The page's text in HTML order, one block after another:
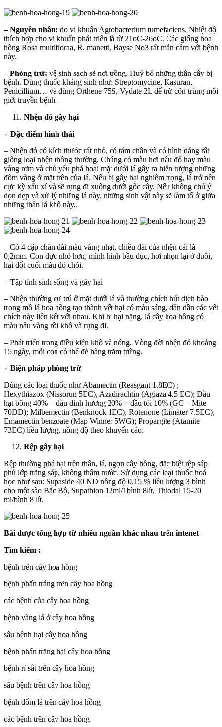
– Nguyên nhân: do vi khuẩn Agrobacterium tumefaciens. Nhiệt độ
thích hợp cho vi khuẩn phát triển là từ 21oC-26oC. Các giống hoa
hồng Rosa multifloraa, R. manetti, Bayse No3 rất mẫn cảm với bệnh
này.
– Phòng trừ: vệ sinh sạch sẽ nơi trồng. Huỷ bỏ những thân cây bị
bệnh. Dùng thuốc kháng sinh như: Streptomycine, Kasuran,
Penicillium… và dùng Orthene 75S, Vydate 2L để trừ côn trùng môi
giới truyền bệnh.
Nhện đỏ gây hại
+ Đặc điểm hình thái
– Nhện đỏ có kích thước rất nhỏ, có tám chân và có hình dáng rất
giống loại nhện thông thường. Chúng có màu hơi nâu đỏ hay màu
vàng rơm và chủ yếu phá hoại mặt dưới lá gây ra hiện tượng những
đốm vàng ở mặt trên của lá. Nếu bị gây hại nghiêm trọng, lá trở nên
cực kỳ xấu xí và sẽ rụng đi xuống dưới gốc cây. Nếu không chú ý
dọn dẹp và xử lý những lá này, những sinh vật này sẽ làm tổ ở giữa
những thân lá khô này..
– Có 4 cặp chân dài màu vàng nhạt, chiều dài của nhện cái là
0,2mm. Con đực nhỏ hơn, mình hình bầu dục, hơi nhọn lại ở đuôi,
hai đốt cuối màu đỏ chói.
+ Tập tính sinh sống và gây hại
– Nhện thường cư trú ở mặt dưới lá và thường chích hút dịch bào
trong mô lá hoa hồng tạo thành vết hại có màu sáng, dần dần các vết
chích này liên kết với nhau. Khi bị hại nặng, lá cây hoa hồng có
màu nâu vàng rồi khô và rụng đi.
– Phát triển trong điều kiện khô và nóng. Vòng đời nhện đỏ khoảng
15 ngày, mỗi con có thể đẻ hàng trăm trứng.
+ Biện pháp phòng trừ
Dùng các loại thuốc như Abamectin (Reasgant 1.8EC) ;
Hexythiazox (Nissorun 5EC), Azadirachtin (Agiaza 4.5 EC); Dầu
hạt bông 40% + dầu đinh hương 20% + dầu tỏi 10% (GC – Mite
70DD); Milbemectin (Benknock 1EC), Rotenone (Limater 7.5EC),
Emamectin benzoate (Map Winner 5WG); Propargite (Atamite
73EC) liều lượng, nồng độ theo khuyến cáo.
Rệp gây hại
Rệp th­ường phá hại trên thân, lá, ngọn cây hồng, đặc biệt rệp sáp
phủ lớp trắng sáp, không thấm nư­ớc. Sử dụng các loại thuốc hoá
học như­ sau: Supaside 40 ND nồng độ 0,15 % liều lượng 3 bình
cho một sào Bắc Bộ, Supathion 12ml/1bình 8lít, Thiodal 15-20
ml/bình 8 lít.
Bài được tổng hợp từ nhiều nguần khác nhau trên intenet
Tìm kiếm :
bệnh trên cây hoa hồng
bệnh phấn trắng trên cây hoa hồng
các bệnh của cây hoa hồng
bệnh vàng lá ở cây hoa hồng
sâu bệnh hại cây hoa hồng
bệnh phấn trắng hại cây hoa hồng
bệnh rỉ sắt trên cây hoa hồng
sâu bệnh trên cây hoa hồng
bệnh đốm lá trên cây hoa hồng
các bệnh trên cây hoa hồng